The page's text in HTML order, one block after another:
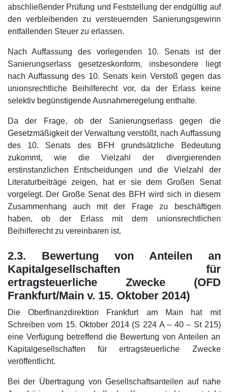
abschließender Prüfung und Feststellung der endgültig auf
den verbleibenden zu versteuernden Sanierungsgewinn
entfallenden Steuer zu erlassen.
Nach Auffassung des vorlegenden 10. Senats ist der
Sanierungserlass gesetzeskonform, insbesondere liegt
nach Auffassung des 10. Senats kein Verstoß gegen das
unionsrechtliche Beihilferecht vor, da der Erlass keine
selektiv begünstigende Ausnahmeregelung enthalte.
Da der Frage, ob der Sanierungserlass gegen die
Gesetzmäßigkeit der Verwaltung verstößt, nach Auffassung
des 10. Senats des BFH grundsätzliche Bedeutung
zukommt, wie die Vielzahl der divergierenden
erstinstanzlichen Entscheidungen und die Vielzahl der
Literaturbeiträge zeigen, hat er sie dem Großen Senat
vorgelegt. Der Große Senat des BFH wird sich in diesem
Zusammenhang auch mit der Frage zu beschäftigen
haben, ob der Erlass mit dem unionsrechtlichen
Beihilferecht zu vereinbaren ist.
2.3. Bewertung von Anteilen an
Kapitalgesellschaften für
ertragsteuerliche Zwecke (OFD
Frankfurt/Main v. 15. Oktober 2014)
Die Oberfinanzdirektion Frankfurt am Main hat mit
Schreiben vom 15. Oktober 2014 (S 224 A – 40 – St 215)
eine Verfügung betreffend die Bewertung von Anteilen an
Kapitalgesellschaften für ertragsteuerliche Zwecke
veröffentlicht.
Bei der Übertragung von Gesellschaftsanteilen auf nahe